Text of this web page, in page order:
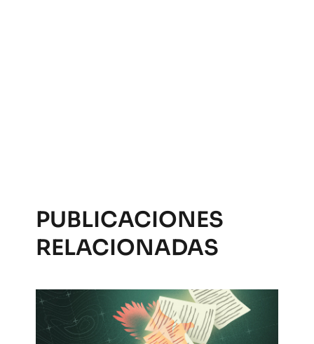
PUBLICACIONES
RELACIONADAS